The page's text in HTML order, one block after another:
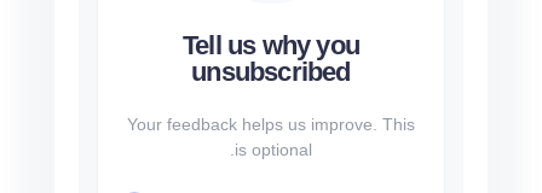
Tell us why you
unsubscribed
Your feedback helps us improve. This
is optional.